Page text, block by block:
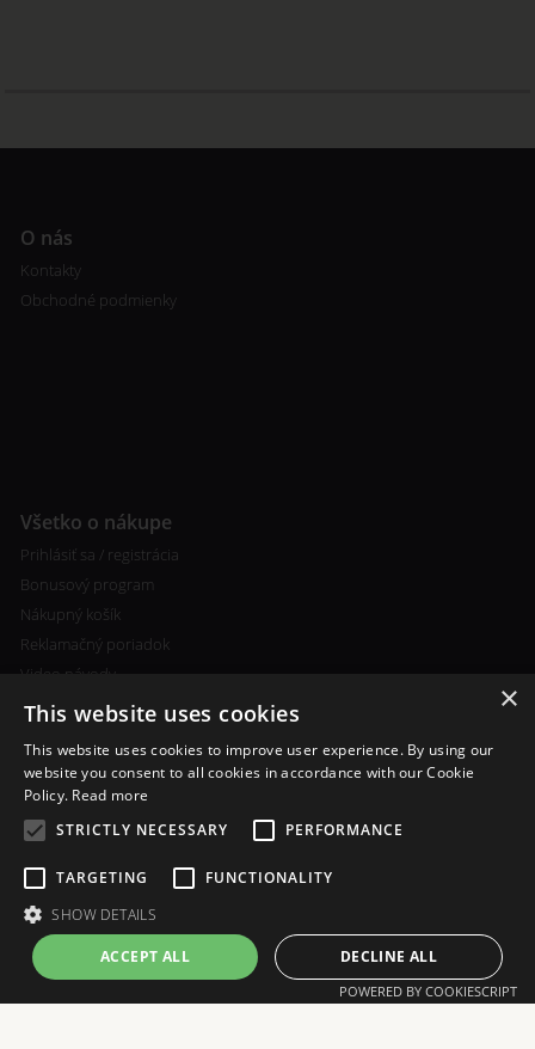
O nás
Kontakty
Obchodné podmienky
Všetko o nákupe
Prihlásiť sa / registrácia
Bonusový program
Nákupný košík
Reklamačný poriadok
Video návody
Ďalšie informácie
Ceny poštovného a spôsobu
Vlastní míchání liquidu
×
This website uses cookies
This website uses cookies to improve user experience. By using our
website you consent to all cookies in accordance with our Cookie
Policy. Read more
STRICTLY NECESSARY
PERFORMANCE
TARGETING
FUNCTIONALITY
SHOW DETAILS
ACCEPT ALL DECLINE ALL
POWERED BY COOKIESCRIPT